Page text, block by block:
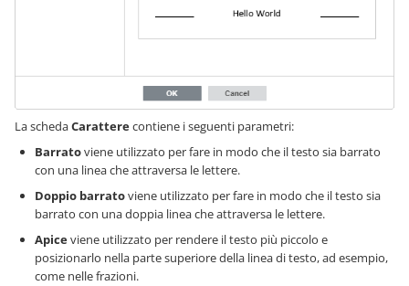
La schedaCaratterecontiene i seguenti parametri:
Barratoviene utilizzato per fare in modo che il testo sia barrato
con una linea che attraversa le lettere.
Doppio barratoviene utilizzato per fare in modo che il testo sia
barrato con una doppia linea che attraversa le lettere.
Apiceviene utilizzato per rendere il testo più piccolo e
posizionarlo nella parte superiore della linea di testo, ad esempio,
come nelle frazioni.